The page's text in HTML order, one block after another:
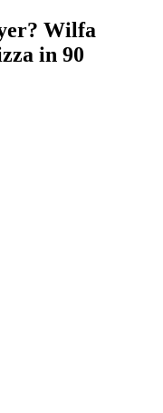
Wilfa
in 90